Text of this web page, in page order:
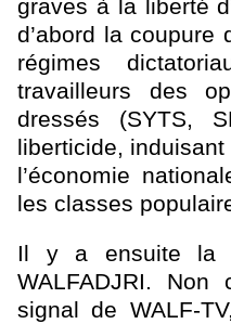
graves à la liberté
d’abord la coupure
régimes
travailleurs des
dressés (SYTS,
liberticide,
l’économie
les classes
Il y a ensuite la
WALFADJRI. Non
signal de WALF-